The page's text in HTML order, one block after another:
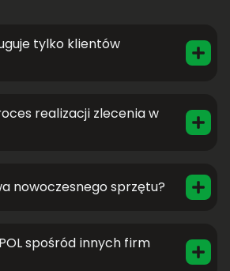
tylko klientów
realizacji zlecenia w
nowoczesnego sprzętu?
spośród innych firm